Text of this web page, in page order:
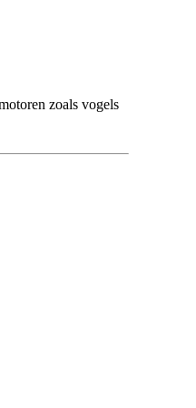
zoals vogels